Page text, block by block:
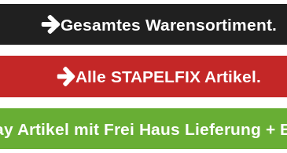
Gesamtes Warensortiment.
Alle STAPELFIX Artikel.
Artikel mit Frei Haus Lieferung +